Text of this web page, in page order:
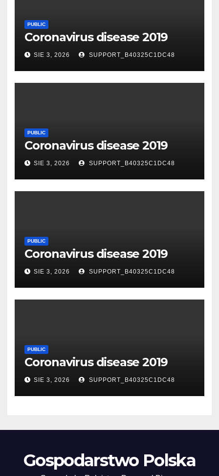
PUBLIC
Coronavirus disease 2019
SIE 3, 2026 SUPPORT_B40325C1DC48
PUBLIC
Coronavirus disease 2019
SIE 3, 2026 SUPPORT_B40325C1DC48
PUBLIC
Coronavirus disease 2019
SIE 3, 2026 SUPPORT_B40325C1DC48
PUBLIC
Coronavirus disease 2019
SIE 3, 2026 SUPPORT_B40325C1DC48
Gospodarstwo Polska